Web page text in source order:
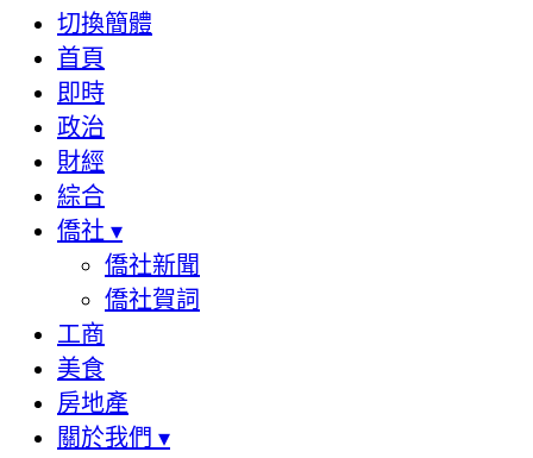
切換簡體
首頁
即時
政治
財經
綜合
僑社 ▾
僑社新聞
僑社賀詞
工商
美食
房地產
關於我們 ▾